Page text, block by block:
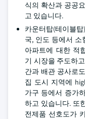
식의 확산과 공공
고 있습니다.
카운터탑(테이블
국, 인도 등에서 소
아파트에 대한 적
기 시장을 주도하
간과 배관 공사로
집 도시 지역에
가구 등에서 증가
하고 있습니다. 또
전제품 선호도가